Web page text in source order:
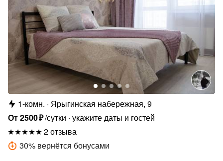
1-комн.
Ярыгинская набережная, 9
От2500₽/сутки укажите даты и гостей
2 отзыва
30% вернётся бонусами